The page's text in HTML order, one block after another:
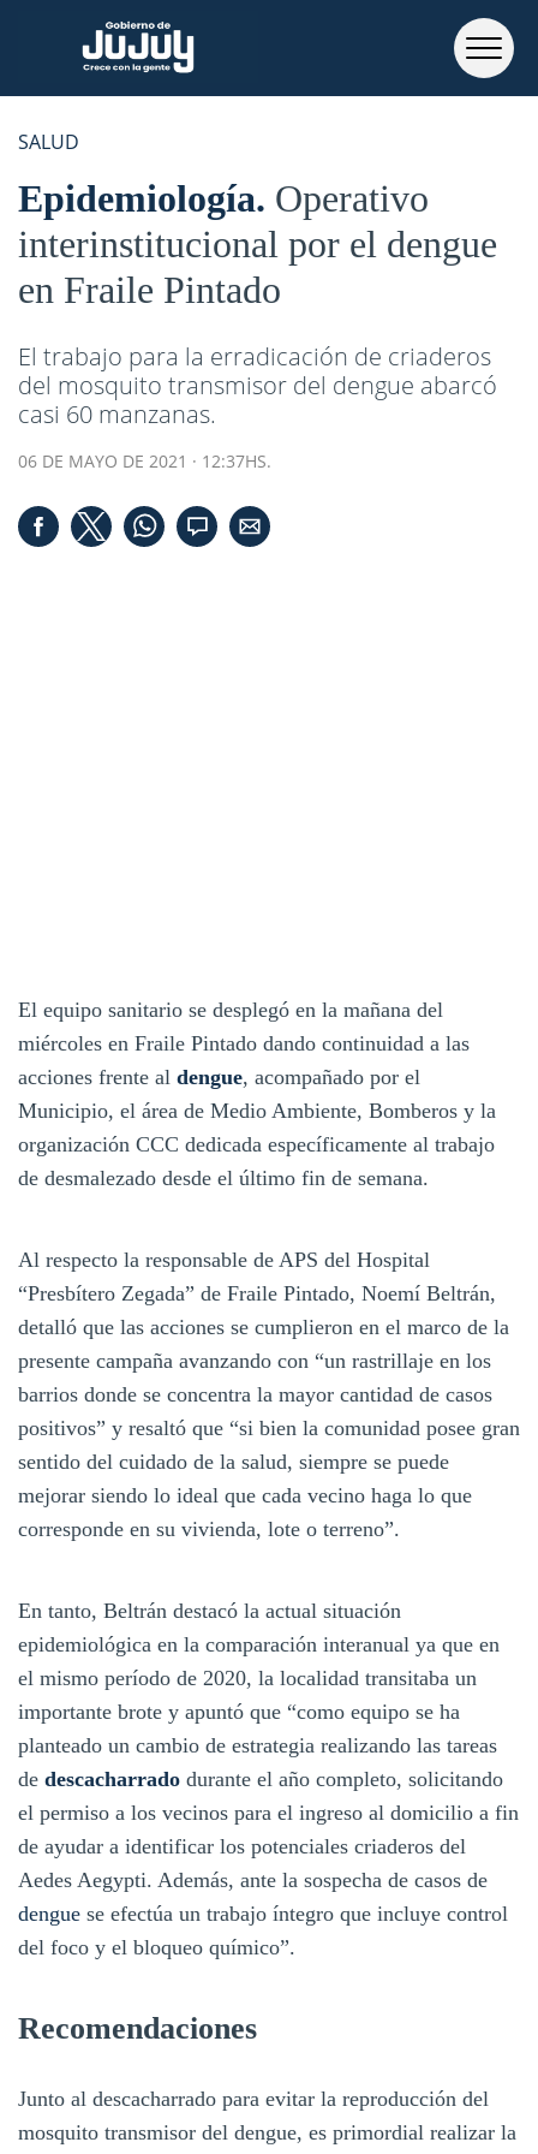
SALUD
Epidemiología Operativo
interinstitucional por el dengue
en Fraile Pintado
El trabajo para la erradicación de criaderos
del mosquito transmisor del dengue abarcó
casi 60 manzanas.
06 DE MAYO DE 2021 · 12:37HS.
El equipo sanitario se desplegó en la mañana del
miércoles en Fraile Pintado dando continuidad a las
acciones frente al dengue, acompañado por el
Municipio, el área de Medio Ambiente, Bomberos y la
organización CCC dedicada específicamente al trabajo
de desmalezado desde el último fin de semana.
Al respecto la responsable de APS del Hospital
“Presbítero Zegada” de Fraile Pintado, Noemí Beltrán,
detalló que las acciones se cumplieron en el marco de la
presente campaña avanzando con “un rastrillaje en los
barrios donde se concentra la mayor cantidad de casos
positivos” y resaltó que “si bien la comunidad posee gran
sentido del cuidado de la salud, siempre se puede
mejorar siendo lo ideal que cada vecino haga lo que
corresponde en su vivienda, lote o terreno”.
En tanto, Beltrán destacó la actual situación
epidemiológica en la comparación interanual ya que en
el mismo período de 2020, la localidad transitaba un
importante brote y apuntó que “como equipo se ha
planteado un cambio de estrategia realizando las tareas
de descacharrado durante el año completo, solicitando
el permiso a los vecinos para el ingreso al domicilio a fin
de ayudar a identificar los potenciales criaderos del
Aedes Aegypti. Además, ante la sospecha de casos de
dengue se efectúa un trabajo íntegro que incluye control
del foco y el bloqueo químico”.
Recomendaciones
Junto al descacharrado para evitar la reproducción del
mosquito transmisor del dengue, es primordial realizar la